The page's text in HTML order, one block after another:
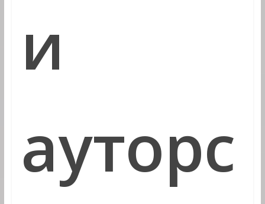
и
ауторс